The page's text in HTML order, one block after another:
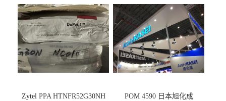
Zytel PPA HTNFR52G30NH POM 4590 日本旭化成